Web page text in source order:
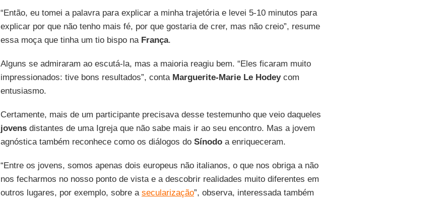
“Então, eu tomei a palavra para explicar a minha trajetória e levei 5-10 minutos para
explicar por que não tenho mais fé, por que gostaria de crer, mas não creio”, resume
essa moça que tinha um tio bispo na França.
Alguns se admiraram ao escutá-la, mas a maioria reagiu bem. “Eles ficaram muito
impressionados: tive bons resultados”, conta Marguerite-Marie Le Hodeycom
entusiasmo.
Certamente, mais de um participante precisava desse testemunho que veio daqueles
jovensdistantes de uma Igreja que não sabe mais ir ao seu encontro. Mas a jovem
agnóstica também reconhece como os diálogos do Sínodoa enriqueceram.
“Entre os jovens, somos apenas dois europeus não italianos, o que nos obriga a não
nos fecharmos no nosso ponto de vista e a descobrir realidades muito diferentes em
outros lugares, por exemplo, sobre a secularização”, observa, interessada também